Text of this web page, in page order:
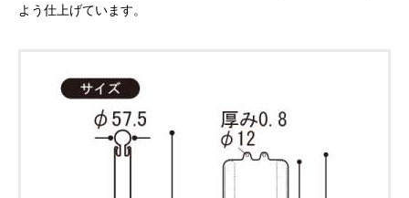
よう仕上げています。